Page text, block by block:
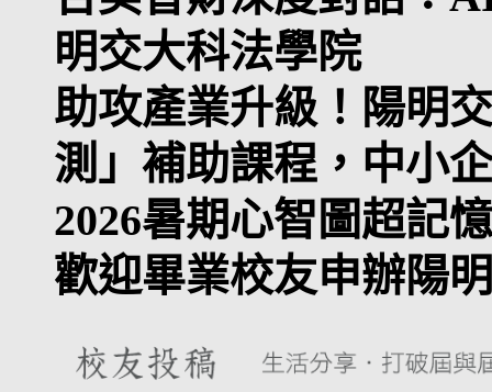
明交大科法學院
助攻產業升級！陽明
測」補助課程，中小
2026暑期心智圖超記
歡迎畢業校友申辦陽